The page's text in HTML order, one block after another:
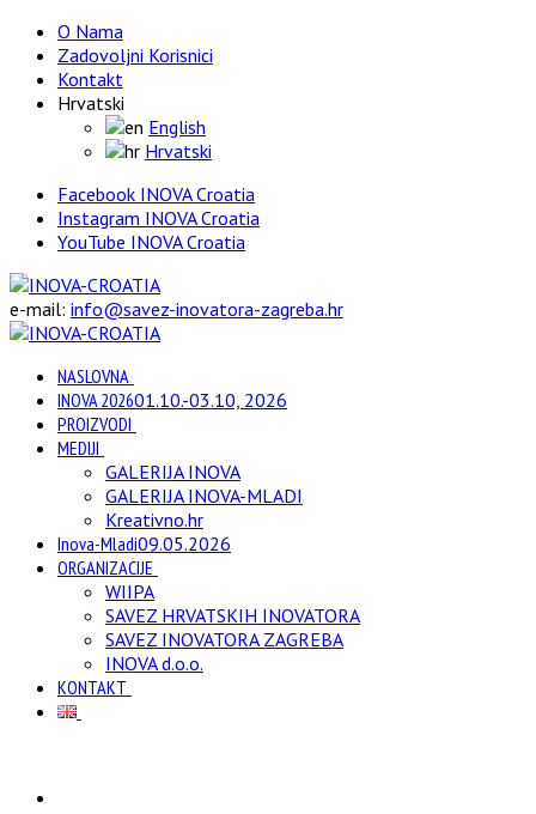
O Nama
Zadovoljni Korisnici
Kontakt
Hrvatski
English
Hrvatski
Facebook INOVA Croatia
Instagram INOVA Croatia
YouTube INOVA Croatia
e-mail: info@savez-inovatora-zagreba.hr
NASLOVNA
INOVA 202601.10.-03.10, 2026
PROIZVODI
MEDIJI
GALERIJA INOVA
GALERIJA INOVA-MLADI
Kreativno.hr
Inova-Mladi09.05.2026
ORGANIZACIJE
WIIPA
SAVEZ HRVATSKIH INOVATORA
SAVEZ INOVATORA ZAGREBA
INOVA d.o.o.
KONTAKT